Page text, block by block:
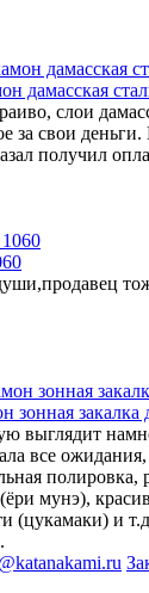
дамасская
слои
за свои
получил
зонная закалка
выглядит
все
полировка,
мунэ),
(цукамаки) и